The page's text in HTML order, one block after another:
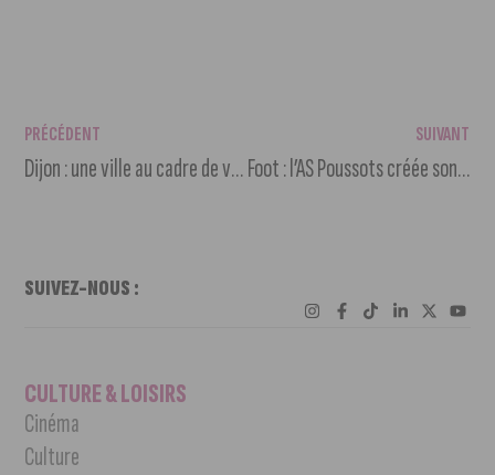
PRÉCÉDENT
Dijon : une ville au cadre de vie agréable et où on se sent en sécurité
SUIVANT
Foot : l’AS Poussots créée son équipe féminine sénior et recrute
SUIVEZ-NOUS :
CULTURE & LOISIRS
Cinéma
Culture